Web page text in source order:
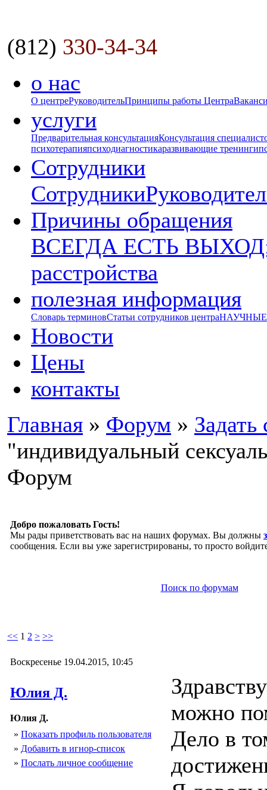
(812) 330-34-34
о нас
О центреРуководительПринципы работы Центра
услуги
Предварительная консультацияКонсультация
психотерапияпсиходиагностикаразвивающие тренинги
Сотрудники
Сотрудники
Причины обращения
ВСЕГДА ЕСТЬ ВЫХОД:
расстройства
полезная информация
Словарь терминовСтатьи сотрудников центраНАУЧНЫЕ
Новости
Цены
контакты
Главная » Форум » Задать
"индивидуальный
Форум
Добро пожаловать Гость!
Мы рады приветствовать вас на наших форумах. Вы должны
сообщения. Если вы уже зарегистрированы, то просто
Поиск по форумам
<< 1 2 > >>
Воскресенье 19.04.2015, 10:45
Юлия Д.
Юлия Д.
» Показать профиль пользователя
» Добавить в игнор-список
» Послать личное сообщение
можно
Дело в